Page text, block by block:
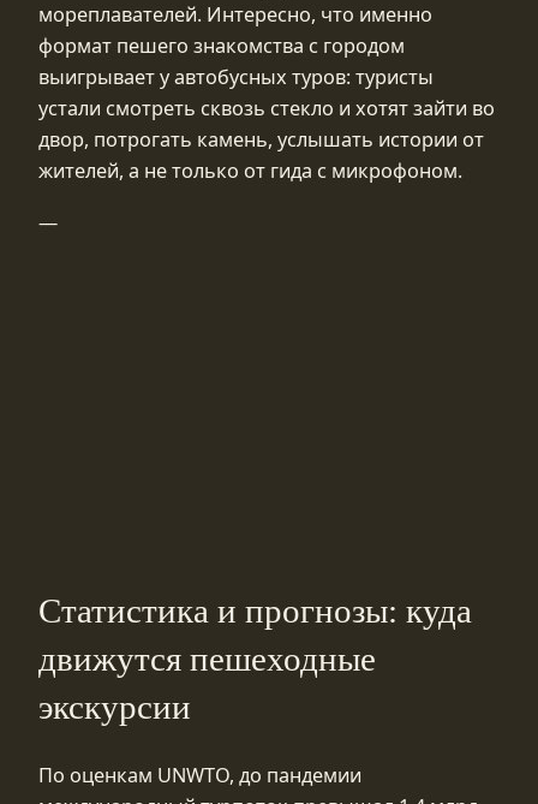
мореплавателей. Интересно, что именно
формат пешего знакомства с городом
выигрывает у автобусных туров: туристы
устали смотреть сквозь стекло и хотят зайти во
двор, потрогать камень, услышать истории от
жителей, а не только от гида с микрофоном.
—
Статистика и прогнозы: куда
движутся пешеходные
экскурсии
По оценкам UNWTO, до пандемии